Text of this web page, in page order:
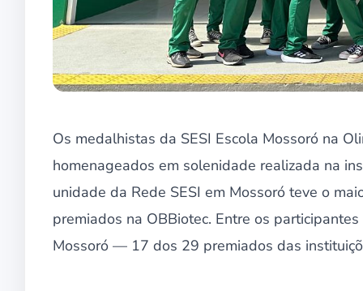
Os medalhistas da SESI Escola Mossoró na
homenageados em solenidade realizada na
unidade da Rede SESI em Mossoró teve o
premiados na OBBiotec. Entre os
Mossoró — 17 dos 29 premiados das